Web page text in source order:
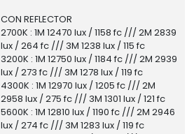
CON REFLECTOR
2700K : 1M 12470 lux / 1158 fc /// 2M 2839
lux / 264 fc /// 3M 1238 lux / 115 fc
3200K : 1M 12750 lux / 1184 fc /// 2M 2939
lux / 273 fc /// 3M 1278 lux / 119 fc
4300K : 1M 12970 lux / 1205 fc /// 2M
2958 lux / 275 fc /// 3M 1301 lux / 121 fc
5600K : 1M 12810 lux / 1190 fc /// 2M 2946
lux / 274 fc /// 3M 1283 lux / 119 fc